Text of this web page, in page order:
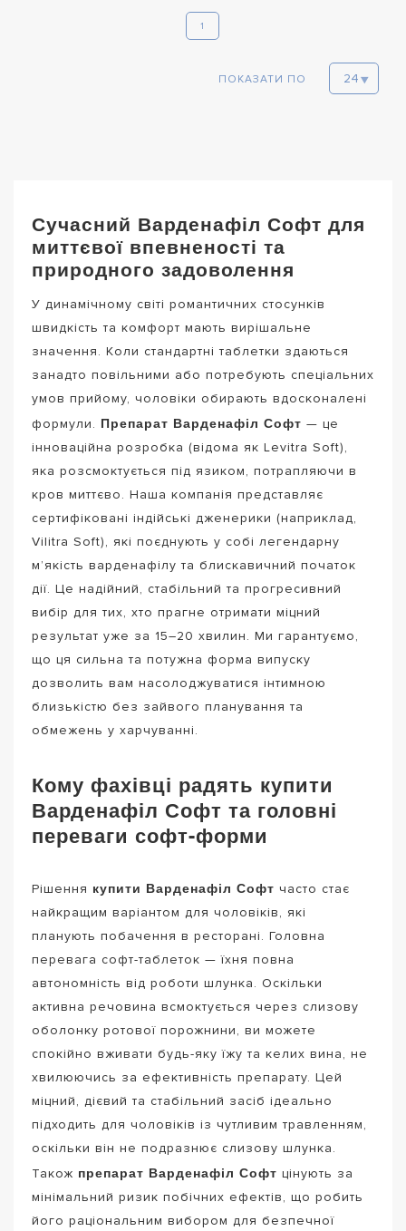
1
ПОКАЗАТИ ПО
Сучасний Варденафіл Софт для
миттєвої впевненості та
природного задоволення
У динамічному світі романтичних стосунків
швидкість та комфорт мають вирішальне
значення. Коли стандартні таблетки здаються
занадто повільними або потребують спеціальних
умов прийому, чоловіки обирають вдосконалені
формули. Препарат Варденафіл Софт — це
інноваційна розробка (відома як Levitra Soft),
яка розсмоктується під язиком, потрапляючи в
кров миттєво. Наша компанія представляє
сертифіковані індійські дженерики (наприклад,
Vilitra Soft), які поєднують у собі легендарну
м’якість варденафілу та блискавичний початок
дії. Це надійний, стабільний та прогресивний
вибір для тих, хто прагне отримати міцний
результат уже за 15–20 хвилин. Ми гарантуємо,
що ця сильна та потужна форма випуску
дозволить вам насолоджуватися інтимною
близькістю без зайвого планування та
обмежень у харчуванні.
Кому фахівці радять купити
Варденафіл Софт та головні
переваги софт-форми
Рішення купити Варденафіл Софт часто стає
найкращим варіантом для чоловіків, які
планують побачення в ресторані. Головна
перевага софт-таблеток — їхня повна
автономність від роботи шлунка. Оскільки
активна речовина всмоктується через слизову
оболонку ротової порожнини, ви можете
спокійно вживати будь-яку їжу та келих вина, не
хвилюючись за ефективність препарату. Цей
міцний, дієвий та стабільний засіб ідеально
підходить для чоловіків із чутливим травленням,
оскільки він не подразнює слизову шлунка.
Також препарат Варденафіл Софт цінують за
мінімальний ризик побічних ефектів, що робить
його раціональним вибором для безпечної